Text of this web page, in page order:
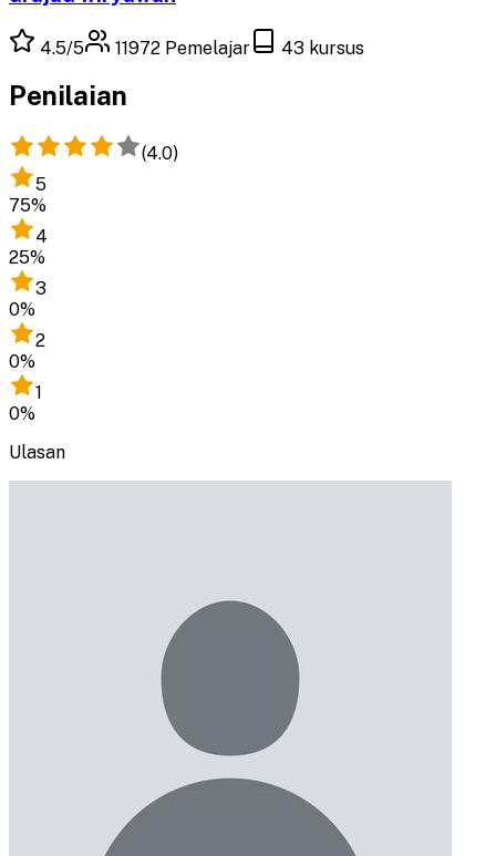
4.5/5 11972 Pemelajar 43 kursus
Penilaian
(4.0)
5
75%
4
25%
3
0%
2
0%
1
0%
Ulasan